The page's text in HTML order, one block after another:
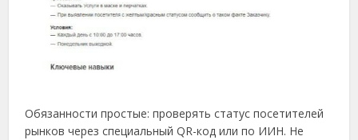
Обязанности простые: проверять статус посетителей
рынков через специальный QR-код или по ИИН. Не